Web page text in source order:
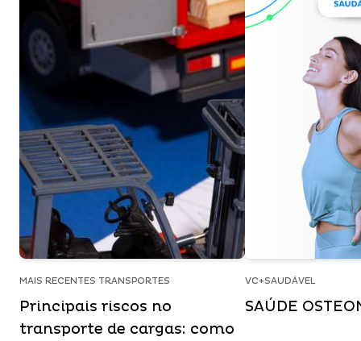
MAIS RECENTES TRANSPORTES
Principais riscos no
transporte de cargas: como
VC+SAUDÁVEL
SAÚDE